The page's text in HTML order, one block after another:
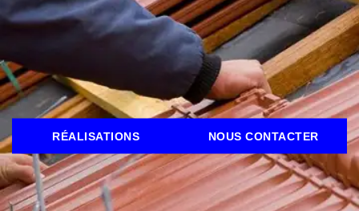
RÉALISATIONS NOUS CONTACTER